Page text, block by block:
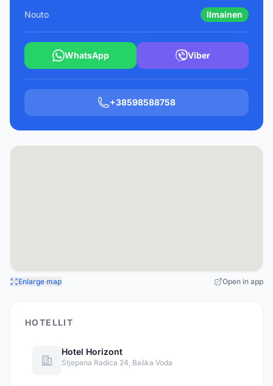
Nouto Ilmainen
WhatsApp Viber
+38598588758
Enlarge map Open in app
HOTELLIT
Hotel Horizont
Stjepana Radica 24, Baška Voda